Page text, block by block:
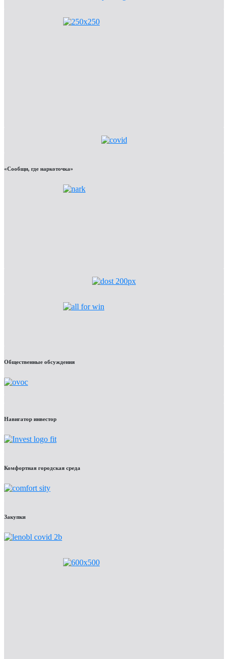
«Сообщи, где наркоточка»
Общественные обсуждения
Навигатор инвестор
Комфортная городская среда
Закупки